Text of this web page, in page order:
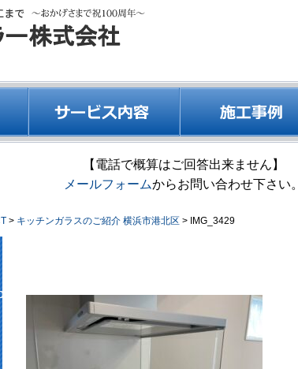
【電話で概算はご回答出来ません】
メールフォームからお問い合わせ下さい。
> キッチンガラスのご紹介 横浜市港北区 > IMG_3429